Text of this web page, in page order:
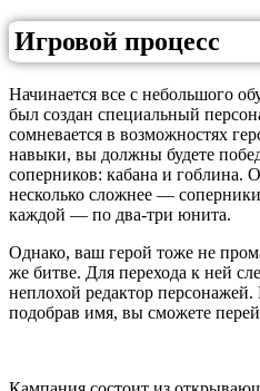
Игровой процесс
Начинается все с небольшого
был создан специальный
сомневается в возможностях
навыки, вы должны будете
соперников: кабана и гоблина.
несколько сложнее —
каждой — по два-три юнита.
Однако, ваш герой тоже не
же битве. Для перехода к ней
неплохой редактор
подобрав имя, вы сможете